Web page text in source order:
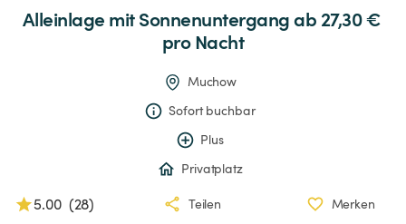
Alleinlage mitSonnenuntergang ab 27,30 €
pro Nacht
Muchow
Sofort buchbar
Plus
Privatplatz
5.00 (28) Teilen Merken